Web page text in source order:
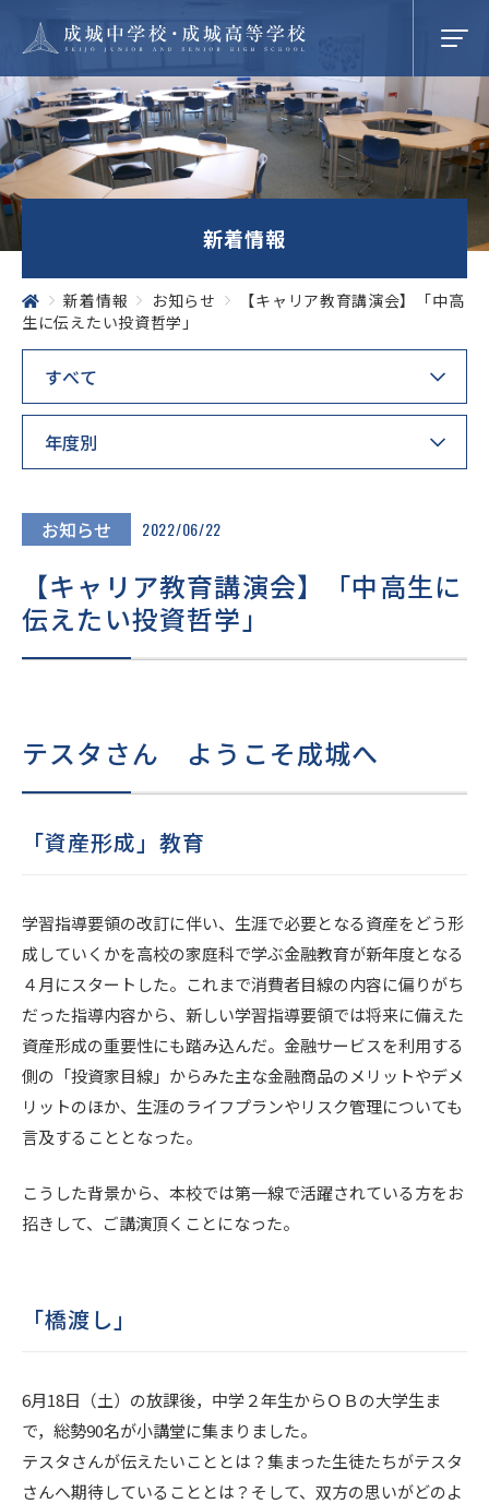
学校紹介
成城での学び
学校生活
SEIJO STORIES
入試情報
このサイトについて
個人情報保護方針
新着情報
新着情報 お知らせ
【キャリア教育講演会】「中高
生に伝えたい投資哲学」
お知らせ 2022/06/22
【キャリア教育講演会】「中高生に
伝えたい投資哲学」
テスタさん ようこそ成城へ
「資産形成」教育
学習指導要領の改訂に伴い、生涯で必要となる資産をどう形
成していくかを高校の家庭科で学ぶ金融教育が新年度となる
４月にスタートした。これまで消費者目線の内容に偏りがち
だった指導内容から、新しい学習指導要領では将来に備えた
資産形成の重要性にも踏み込んだ。金融サービスを利用する
側の「投資家目線」からみた主な金融商品のメリットやデメ
リットのほか、生涯のライフプランやリスク管理についても
言及することとなった。
こうした背景から、本校では第一線で活躍されている方をお
招きして、ご講演頂くことになった。
「橋渡し」
6月18日（土）の放課後，中学２年生からＯＢの大学生ま
で，総勢90名が小講堂に集まりました。
テスタさんが伝えたいこととは？集まった生徒たちがテスタ
さんへ期待していることとは？そして、双方の思いがどのよ